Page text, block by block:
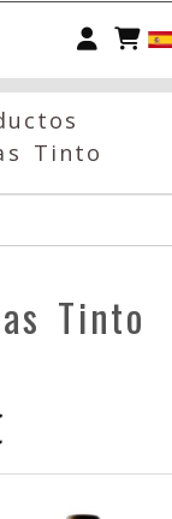
Tinto
Tinto